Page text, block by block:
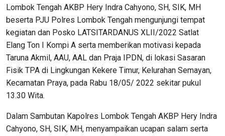
Lombok Tengah AKBP Hery Indra Cahyono, SH, SIK, MH
beserta PJU Polres Lombok Tengah mengunjungi tempat
kegiatan dan Posko LATSITARDANUS XLII/2022 Satlat
Elang Ton I Kompi A serta memberikan motivasi kepada
Taruna Akmil, AAU, AAL dan Praja IPDN, di lokasi Sasaran
Fisik TPA di Lingkungan Kekere Timur, Kelurahan Semayan,
Kecamatan Praya, pada Rabu 18/05/ 2022 sekitar pukul
13.30 Wita.
Dalam Sambutan Kapolres Lombok Tengah AKBP Hery Indra
Cahyono, SH, SIK, MH, menyampaikan ucapan salam serta